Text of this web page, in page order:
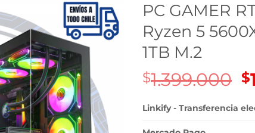
PC GAMER
Ryzen 5
1TB M.2
$1.399.000 El
$
Linkify - Transferencia